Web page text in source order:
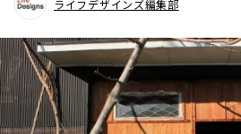
ライフデザインズ編集部